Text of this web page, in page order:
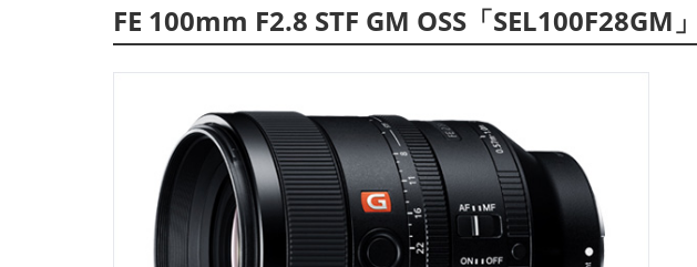
FE 100mm F2.8 STF GM OSS「SEL100F28GM」